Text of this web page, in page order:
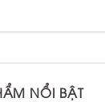
NỔI BẬT